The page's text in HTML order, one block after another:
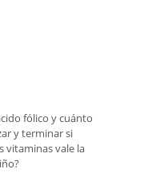
fólico y cuánto
y terminar si
vitaminas vale la